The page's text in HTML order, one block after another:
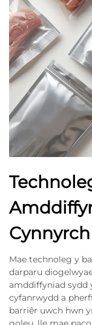
Cynnyrch
Mae technoleg y
darparu
amddiffyniad sydd
cyfanrwydd a
barriêr uwch hwn